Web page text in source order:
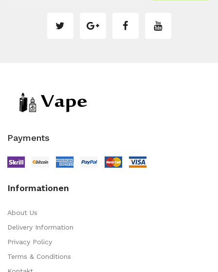
Payments
Informationen
About Us
Delivery Information
Privacy Policy
Terms & Conditions